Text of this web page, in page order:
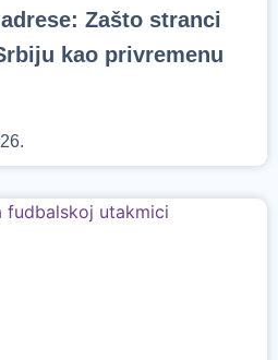
Zašto stranci
kao privremenu